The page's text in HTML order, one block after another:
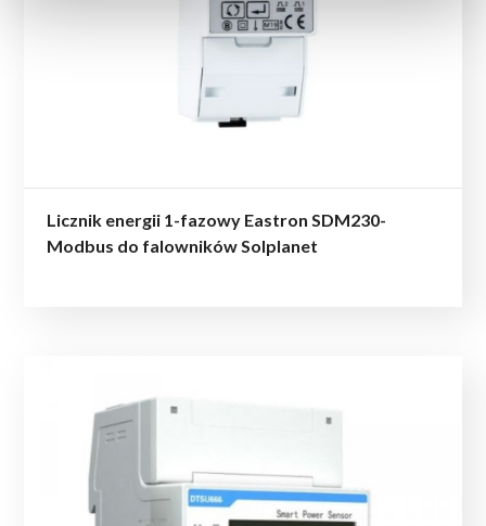
Licznik energii 1-fazowy Eastron SDM230-
Modbus do falowników Solplanet